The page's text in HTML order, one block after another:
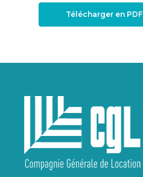
Télécharger en PDF